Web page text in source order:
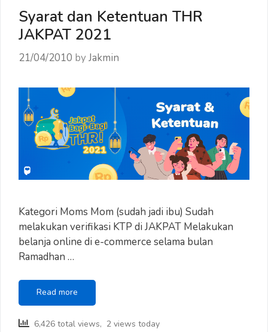
Syarat dan Ketentuan THR
JAKPAT 2021
21/04/2010 byJakmin
Kategori Moms Mom (sudah jadi ibu) Sudah
melakukan verifikasi KTP di JAKPAT Melakukan
belanja online di e-commerce selama bulan
Ramadhan …
Read more
dan
THR
6,426 total views, 2 views today